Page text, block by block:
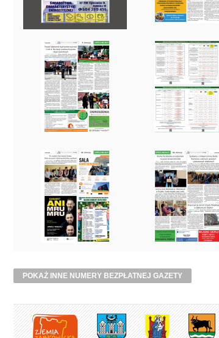
POKAŻ INNE NUMERY BEZPŁATNEJ GAZETY